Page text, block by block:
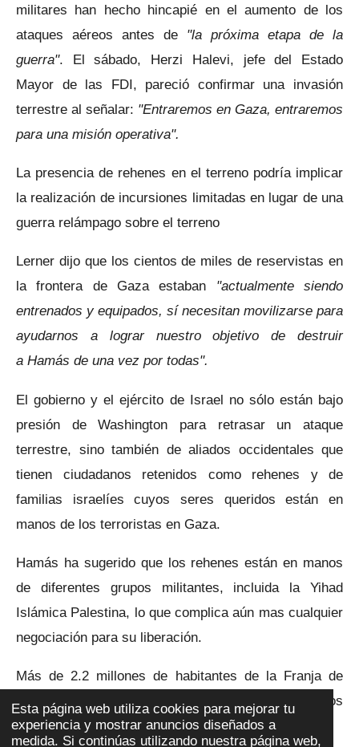
Esta página web utiliza cookies para mejorar tu
experiencia y mostrar anuncios diseñados a
medida. Si continúas utilizando nuestra página web,
militares han hecho hincapié en el aumento de los
ataques aéreos antes de "la próxima etapa de la
guerra". El sábado, Herzi Halevi, jefe del Estado
Mayor de las FDI, pareció confirmar una invasión
terrestre al señalar: "Entraremos en Gaza, entraremos
para una misión operativa".
La presencia de rehenes en el terreno podría implicar
la realización de incursiones limitadas en lugar de una
guerra relámpago sobre el terreno
Lerner dijo que los cientos de miles de reservistas en
la frontera de Gaza estaban "actualmente siendo
entrenados y equipados, sí necesitan movilizarse para
ayudarnos a lograr nuestro objetivo de destruir
a Hamás de una vez por todas".
El gobierno y el ejército de Israel no sólo están bajo
presión de Washington para retrasar un ataque
terrestre, sino también de aliados occidentales que
tienen ciudadanos retenidos como rehenes y de
familias israelíes cuyos seres queridos están en
manos de los terroristas en Gaza.
Hamás ha sugerido que los rehenes están en manos
de diferentes grupos militantes, incluida la Yihad
Islámica Palestina, lo que complica aún mas cualquier
negociación para su liberación.
Más de 2.2 millones de habitantes de la Franja de
Gaza están al borde una catástrofe humana ante los
ataques aéreos de Israel.